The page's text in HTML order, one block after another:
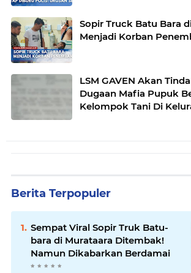
Sopir Truck Batu Bara
Menjadi Korban
LSM GAVEN Akan
Dugaan Mafia Pupuk
Kelompok Tani Di
Berita Terpopuler
Sempat Viral Sopir Truk Batu-
bara di Murataara Ditembak!
Namun Dikabarkan Berdamai